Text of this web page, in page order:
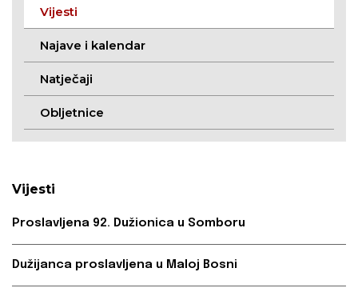
Vijesti
Najave i kalendar
Natječaji
Obljetnice
Vijesti
Proslavljena 92. Dužionica u Somboru
Dužijanca proslavljena u Maloj Bosni